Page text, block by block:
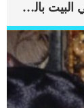
أورام الكلاب
اكبر من غيرها.
دم في البول
كتلة على المهبل
[…]
أنواع الكلاب المنزلية التي يمكن تربيتها في البيت بالصور